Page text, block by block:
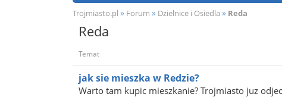
Trojmiasto.pl » Forum » Dzielnice i Osiedla » Reda
Reda
Temat
jak sie mieszka w Redzie?
Warto tam kupic mieszkanie? Trojmiasto juz